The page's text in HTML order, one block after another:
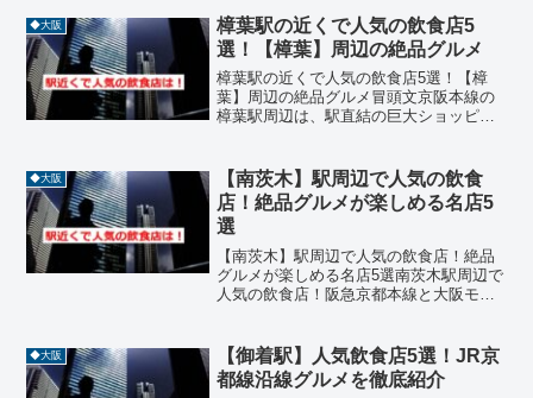
ランやカフェは、ランチやディナーにぴ
ったりで、味・雰囲気・...
◆大阪
樟葉駅の近くで人気の飲食店5
選！【樟葉】周辺の絶品グルメ
樟葉駅の近くで人気の飲食店5選！【樟
葉】周辺の絶品グルメ冒頭文京阪本線の
樟葉駅周辺は、駅直結の巨大ショッピン
す。特急停車駅としての利便性はさるこ
とながら、洗練されたニュー...
◆大阪
【南茨木】駅周辺で人気の飲食
店！絶品グルメが楽しめる名店5
選
【南茨木】駅周辺で人気の飲食店！絶品
グルメが楽しめる名店5選南茨木駅周辺で
人気の飲食店！阪急京都本線と大阪モノ
所として多くの人々が行き交う活気ある
エリアです。駅の周辺に...
◆大阪
【御着駅】人気飲食店5選！JR京
都線沿線グルメを徹底紹介